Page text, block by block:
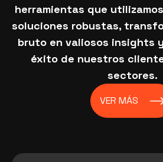
herramientas que
soluciones robustas,
bruto en valiosos insights
éxito de nuestros
sectores.
VER MÁS